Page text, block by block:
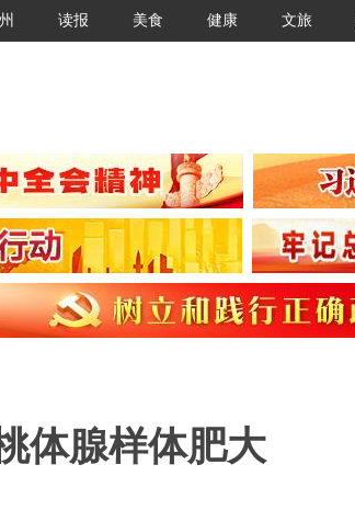
读报 美食 健康 文旅
体腺样体肥大